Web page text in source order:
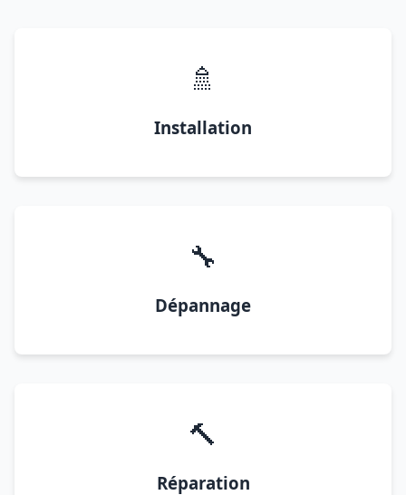
🚿
Installation
🔧
Dépannage
🔨
Réparation